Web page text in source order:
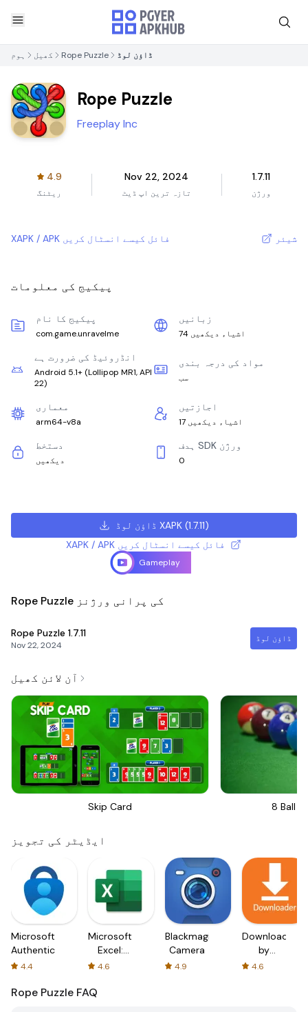
ہوم کھیل Rope Puzzle ڈاؤن لوڈ
Rope Puzzle
Freeplay Inc
4.9
ریٹنگ
Nov 22, 2024
تازہ ترین اپ ڈیٹ
1.7.11
ورژن
XAPK / APK فائل کیسے انسٹال کریں شیئر
پیکیج کی معلومات
پیکیج کا نام
com.game.unravelme
زبانیں
74 اشیاء دیکھیں
انڈروئیڈ کی ضرورت ہے
Android 5.1+ (Lollipop MR1, API
22)
مواد کی درجہ بندی
سب
معماری
arm64-v8a
اجازتیں
17 اشیاء دیکھیں
دستخط
دیکھیں
ہدف SDK ورژن
0
ڈاؤن لوڈ XAPK(1.7.11)
XAPK / APK فائل کیسے انسٹال کریں
Gameplay
Rope Puzzle کی پرانی ورژنز
Rope Puzzle 1.7.11
Nov 22, 2024
ڈاؤن لوڈ
آن لائن کھیل
Skip Card 8 Ball
ایڈیٹر کی تجویز
Microsoft
Authenticator
4.4
Microsoft
Excel:
Spreadsheets
4.6
Blackmagic
Camera
4.9
Downloader
by
AFTVnews
4.6
Rope Puzzle FAQ